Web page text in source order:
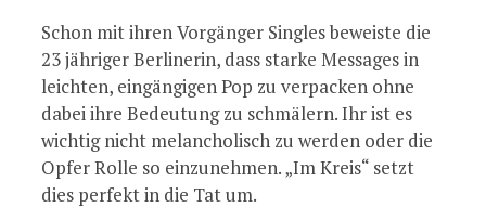
Schon mit ihren Vorgänger Singles beweiste die
23 jähriger Berlinerin, dass starke Messages in
leichten, eingängigen Pop zu verpacken ohne
dabei ihre Bedeutung zu schmälern. Ihr ist es
wichtig nicht melancholisch zu werden oder die
Opfer Rolle so einzunehmen. „Im Kreis“ setzt
dies perfekt in die Tat um.